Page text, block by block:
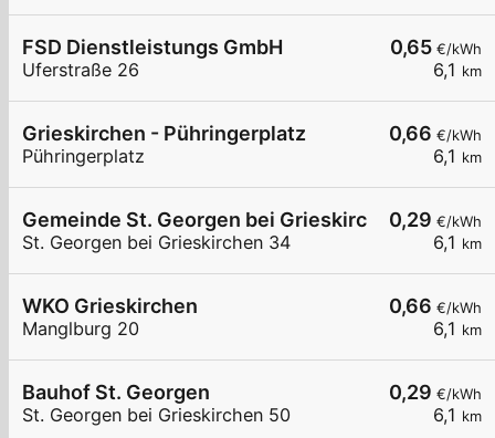
0,65 €/kWh
6,1 km
FSD Dienstleistungs GmbH
Uferstraße 26
0,66 €/kWh
6,1 km
Grieskirchen - Pühringerplatz
Pühringerplatz
0,29 €/kWh
6,1 km
Gemeinde St. Georgen bei Grieskirchen
St. Georgen bei Grieskirchen 34
0,66 €/kWh
6,1 km
WKO Grieskirchen
Manglburg 20
0,29 €/kWh
6,1 km
Bauhof St. Georgen
St. Georgen bei Grieskirchen 50